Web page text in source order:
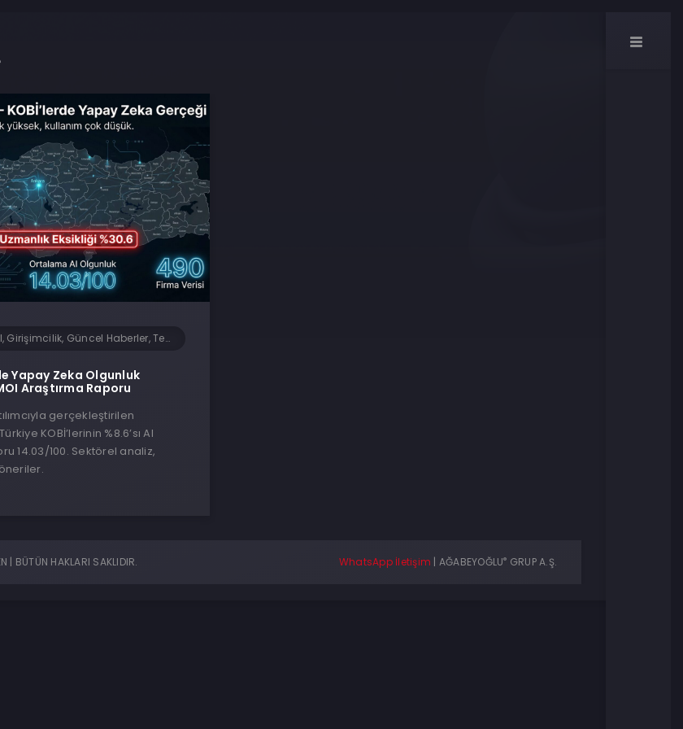
Güncel Haberler, Teknoloji, Yapay Zeka, Yazılım
Yapay Zeka Olgunluk
Araştırma Raporu
gerçekleştirilen
KOBİ’lerinin %8.6’sı AI
14.03/100. Sektörel analiz,
| BÜTÜN HAKLARI SAKLIDIR. WhatsApp İletişim | AĞABEYOĞLU® GRUP A.Ş.